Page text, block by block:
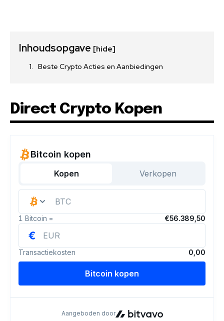
Inhoudsopgave [hide]
Beste Crypto Acties en Aanbiedingen
Direct Crypto Kopen